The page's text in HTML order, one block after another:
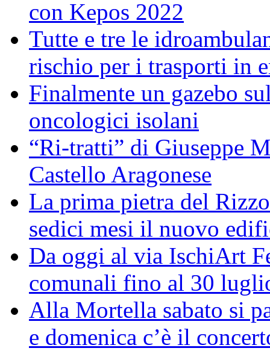
con Kepos 2022
Tutte e tre le
rischio per i trasporti in
Finalmente un gazebo
oncologici isolani
“Ri-tratti” di Giuseppe
Castello Aragonese
La prima pietra del
sedici mesi il nuovo
Da oggi al via IschiArt
comunali fino al 30
Alla Mortella sabato si
e domenica c’è il